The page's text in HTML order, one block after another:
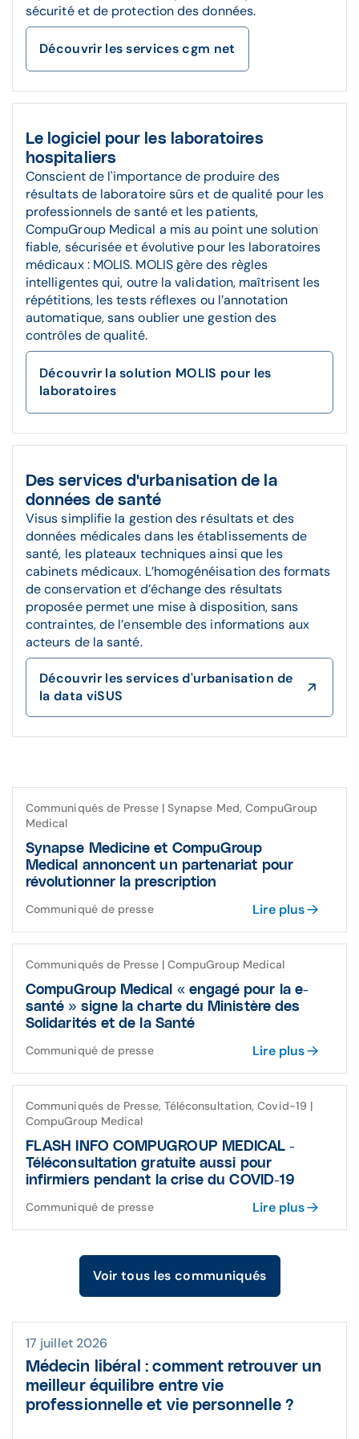
sécurité et de protection des données.
Découvrir les services cgm net
Le logiciel pour les laboratoires
hospitaliers
Conscient de l'importance de produire des
résultats de laboratoire sûrs et de qualité pour les
professionnels de santé et les patients,
CompuGroup Medical a mis au point une solution
fiable, sécurisée et évolutive pour les laboratoires
médicaux : MOLIS. MOLIS gère des règles
intelligentes qui, outre la validation, maîtrisent les
répétitions, les tests réflexes ou l’annotation
automatique, sans oublier une gestion des
contrôles de qualité.
Découvrir la solution MOLIS pour les
laboratoires
Des services d'urbanisation de la
données de santé
Visus simplifie la gestion des résultats et des
données médicales dans les établissements de
santé, les plateaux techniques ainsi que les
cabinets médicaux. L’homogénéisation des formats
de conservation et d’échange des résultats
proposée permet une mise à disposition, sans
contraintes, de l’ensemble des informations aux
acteurs de la santé.
Découvrir les services d'urbanisation de
la data viSUS
Communiqué de presse
Synapse Medicine et CompuGroup
Medical annoncent un partenariat pour
révolutionner la prescription
Communiqués de Presse | Synapse Med, CompuGroup
Medical
Lire plus
Communiqué de presse
CompuGroup Medical « engagé pour la e-
santé » signe la charte du Ministère des
Solidarités et de la Santé
Communiqués de Presse | CompuGroup Medical
Lire plus
Communiqué de presse
FLASH INFO COMPUGROUP MEDICAL -
Téléconsultation gratuite aussi pour
infirmiers pendant la crise du COVID-19
Communiqués de Presse, Téléconsultation, Covid-19 |
CompuGroup Medical
Lire plus
Voir tous les communiqués
17 juillet 2026
Médecin libéral : comment retrouver un
meilleur équilibre entre vie
professionnelle et vie personnelle ?